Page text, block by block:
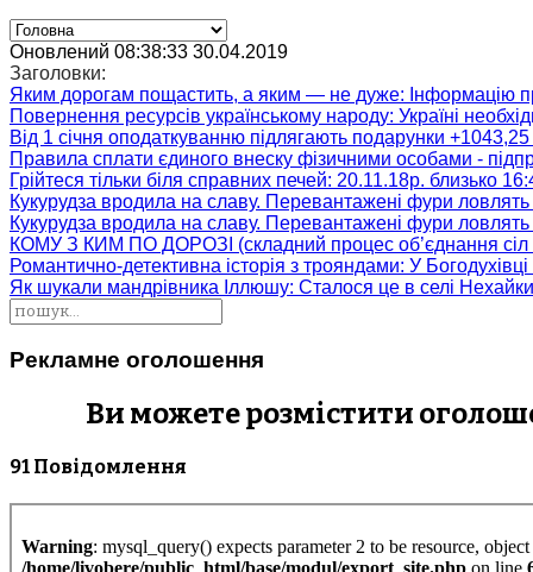
Оновлений 08:38:33 30.04.2019
Заголовки:
Яким дорогам пощастить, а яким — не дуже: Інформацію
Повернення ресурсів українському народу: Україні
Від 1 січня оподаткуванню підлягають подарунки +1043,25
Правила сплати єдиного внеску фізичними особами -
Грійтеся тільки біля справних печей: 20.11.18р. близько
Кукурудза вродила на славу. Перевантажені фури
Кукурудза вродила на славу. Перевантажені фури
КОМУ З КИМ ПО ДОРОЗІ (складний процес об’єднання сіл
Романтично-детективна історія з трояндами: У
Як шукали мандрівника Іллюшу: Сталося це в селі
Рекламне оголошення
Ви можете розмістити
91 Повідомлення